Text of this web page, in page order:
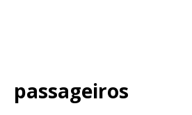
passageiros